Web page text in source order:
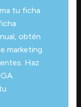
tu ficha
obtén
marketing
Haz